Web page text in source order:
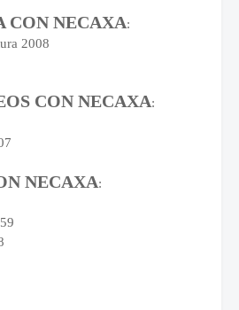
CON NECAXA:
2008
CON NECAXA:
NECAXA: